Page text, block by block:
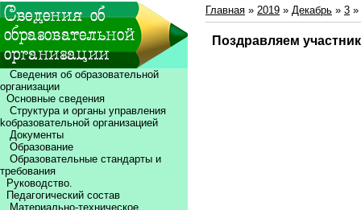
Сведения об образовательной
организации
Основные сведения
Структура и органы управления
kобразовательной организацией
Документы
Образование
Образовательные стандарты и
требования
Руководство.
Педагогический состав
Материально-техническое
Главная » 2019 » Декабрь » 3 »
Поздравляем